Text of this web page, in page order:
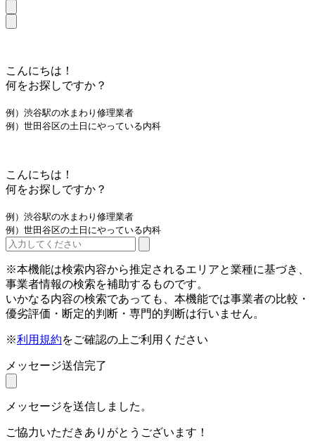
こんにちは！
何をお探しですか？
例）渋谷駅の水まわり修理業者
例）世田谷区の土日にやっている内科
こんにちは！
何をお探しですか？
例）渋谷駅の水まわり修理業者
例）世田谷区の土日にやっている内科
※本機能は検索内容から推定されるエリアと業種に基づき、
事業者情報の検索を補助するものです。
いかなる内容の検索であっても、本機能では事業者の比較・
優劣評価・断定的判断・専門的判断は行いません。
※利用規約をご確認の上ご利用ください
メッセージ送信完了
メッセージを送信しました。
ご協力いただきありがとうございます！